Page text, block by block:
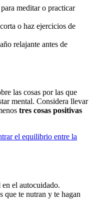
meditar o practicar
o haz ejercicios de
relajante antes de
las cosas por las que
mental. Considera llevar
tres cosas positivas
el equilibrio entre la
el autocuidado.
que te nutran y te hagan